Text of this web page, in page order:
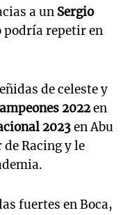
a un Sergio
podría repetir en
de celeste y
2022en
2023en Abu
de Racing y le
fuertes en Boca,